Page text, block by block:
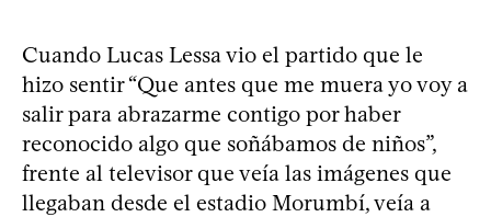
Cuando Lucas Lessa vio el partido que le
hizo sentir “Que antes que me muera yo voy a
salir para abrazarme contigo por haber
reconocido algo que soñábamos de niños”,
frente al televisor que veía las imágenes que
llegaban desde el estadio Morumbí, veía a